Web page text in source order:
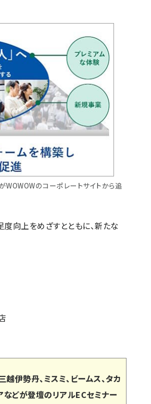
のコーポレートサイトから追
向上をめざすとともに、新たな
伊勢丹、ミスミ、ビームス、タカ
などが登壇のリアルECセミナー